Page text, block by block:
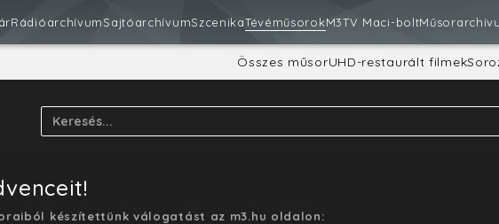
RádióarchívumSajtóarchívumSzcenikaTévéműsorokM3TV Maci-bolt
Összes műsorUHD-restaurált filmek
készítettünk válogatást az m3.hu oldalon: